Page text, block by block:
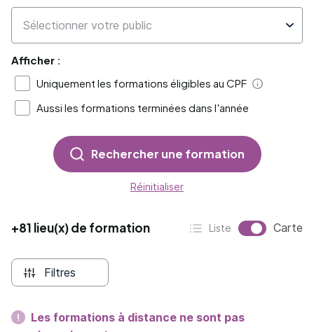
Afficher :
Uniquement les formations éligibles au CPF
Aide
Aussi les formations terminées dans l'année
Rechercher une formation
Réinitialiser
+81 lieu(x) de formation
Affichage :
Liste Carte
Filtres
Les formations à distance ne sont pas